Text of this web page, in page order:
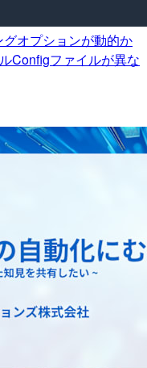
オプションが動的か
Configファイルが異な